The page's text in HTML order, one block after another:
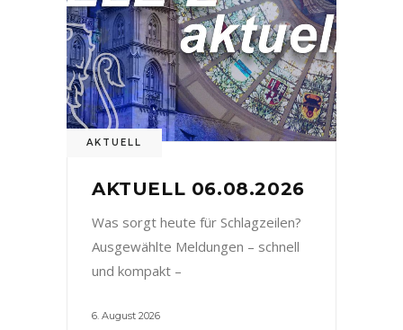
AKTUELL
AKTUELL 06.08.2026
Was sorgt heute für Schlagzeilen?
Ausgewählte Meldungen – schnell
und kompakt –
6. August 2026